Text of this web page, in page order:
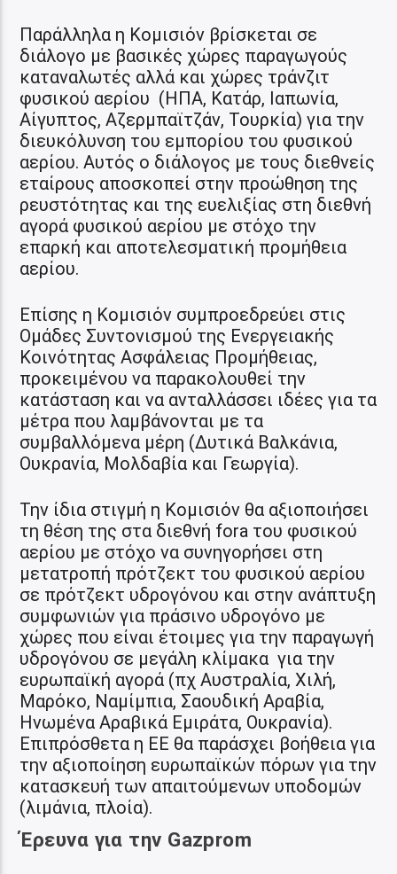
Παράλληλα η Κομισιόν βρίσκεται σε
διάλογο με βασικές χώρες παραγωγούς
καταναλωτές αλλά και χώρες τράνζιτ
φυσικού αερίου (ΗΠΑ, Κατάρ, Ιαπωνία,
Αίγυπτος, Αζερμπαϊτζάν, Τουρκία) για την
διευκόλυνση του εμπορίου του φυσικού
αερίου. Αυτός ο διάλογος με τους διεθνείς
εταίρους αποσκοπεί στην προώθηση της
ρευστότητας και της ευελιξίας στη διεθνή
αγορά φυσικού αερίου με στόχο την
επαρκή και αποτελεσματική προμήθεια
αερίου.
Επίσης η Κομισιόν συμπροεδρεύει στις
Ομάδες Συντονισμού της Ενεργειακής
Κοινότητας Ασφάλειας Προμήθειας,
προκειμένου να παρακολουθεί την
κατάσταση και να ανταλλάσσει ιδέες για τα
μέτρα που λαμβάνονται με τα
συμβαλλόμενα μέρη (Δυτικά Βαλκάνια,
Ουκρανία, Μολδαβία και Γεωργία).
Την ίδια στιγμή η Κομισιόν θα αξιοποιήσει
τη θέση της στα διεθνή fora του φυσικού
αερίου με στόχο να συνηγορήσει στη
μετατροπή πρότζεκτ του φυσικού αερίου
σε πρότζεκτ υδρογόνου και στην ανάπτυξη
συμφωνιών για πράσινο υδρογόνο με
χώρες που είναι έτοιμες για την παραγωγή
υδρογόνου σε μεγάλη κλίμακα για την
ευρωπαϊκή αγορά (πχ Αυστραλία, Χιλή,
Μαρόκο, Ναμίμπια, Σαουδική Αραβία,
Ηνωμένα Αραβικά Εμιράτα, Ουκρανία).
Επιπρόσθετα η ΕΕ θα παράσχει βοήθεια για
την αξιοποίηση ευρωπαϊκών πόρων για την
κατασκευή των απαιτούμενων υποδομών
(λιμάνια, πλοία).
Έρευνα για την Gazprom